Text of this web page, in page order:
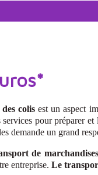
colisest un aspect
pour préparer
demande un grand
de
entreprise. Le